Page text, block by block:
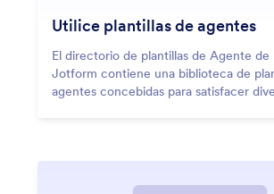
Utilice plantillas de agentes
El directorio de plantillas de Agente de
Jotform contiene una biblioteca de
agentes concebidas para satisfacer